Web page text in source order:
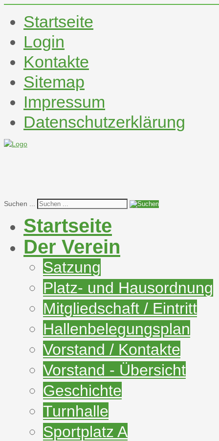
Startseite
Login
Kontakte
Sitemap
Impressum
Datenschutzerklärung
Suchen ...
Startseite
Der Verein
Satzung
Platz- und Hausordnung
Mitgliedschaft / Eintritt
Hallenbelegungsplan
Vorstand / Kontakte
Vorstand - Übersicht
Geschichte
Turnhalle
Sportplatz A